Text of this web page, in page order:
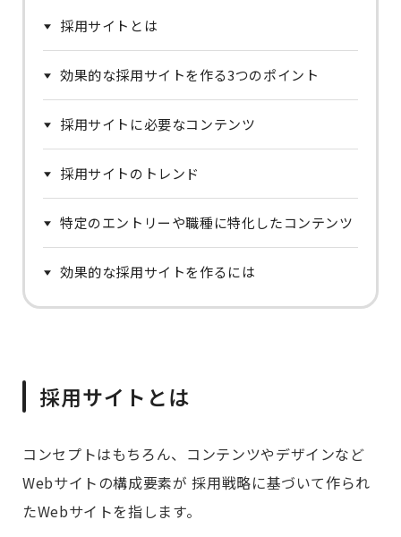
採用サイトとは
効果的な採用サイトを作る3つのポイント
採用サイトに必要なコンテンツ
採用サイトのトレンド
特定のエントリーや職種に特化したコンテンツ
効果的な採用サイトを作るには
採用サイトとは
コンセプトはもちろん、コンテンツやデザインなど
Webサイトの構成要素が 採用戦略に基づいて作られ
たWebサイトを指します。